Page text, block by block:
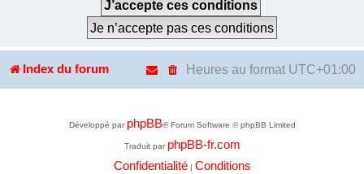
Index du forum Heures au format UTC+01:00
Développé par phpBB® Forum Software © phpBB Limited
Traduit par phpBB-fr.com
Confidentialité| Conditions